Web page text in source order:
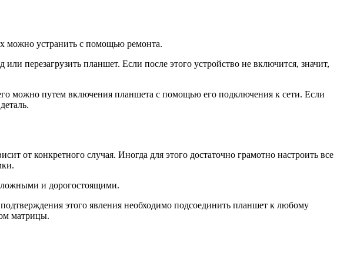
можно устранить с помощью ремонта.
перезагрузить планшет. Если после этого устройство не включится, значит,
можно путем включения планшета с помощью его подключения к сети. Если
от конкретного случая. Иногда для этого достаточно грамотно настроить все
и дорогостоящими.
этого явления необходимо подсоединить планшет к любому
матрицы.